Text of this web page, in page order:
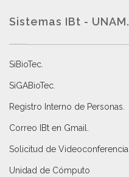
Sistemas IBt - UNAM.
SiBioTec
SiGABioTec.
Registro Interno de Personas
Correo IBt en Gmail
Solicitud de Videoconferencia.
Unidad de Cómputo